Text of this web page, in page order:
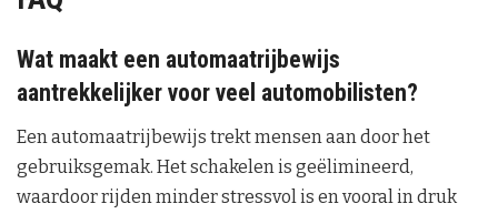
Wat maakt een automaatrijbewijs
aantrekkelijker voor veel automobilisten?
Een automaatrijbewijs trekt mensen aan door het
gebruiksgemak. Het schakelen is geëlimineerd,
waardoor rijden minder stressvol is en vooral in druk